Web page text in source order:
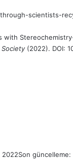
scientists-
with
(2022). DOI:
2022Son güncelleme: